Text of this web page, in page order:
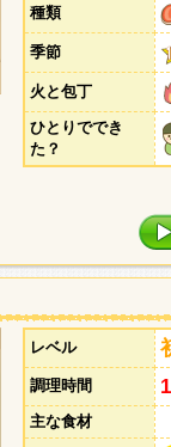
種類
季節
火と包丁
ひとりででき
た？
レベル
調理時間
主な食材